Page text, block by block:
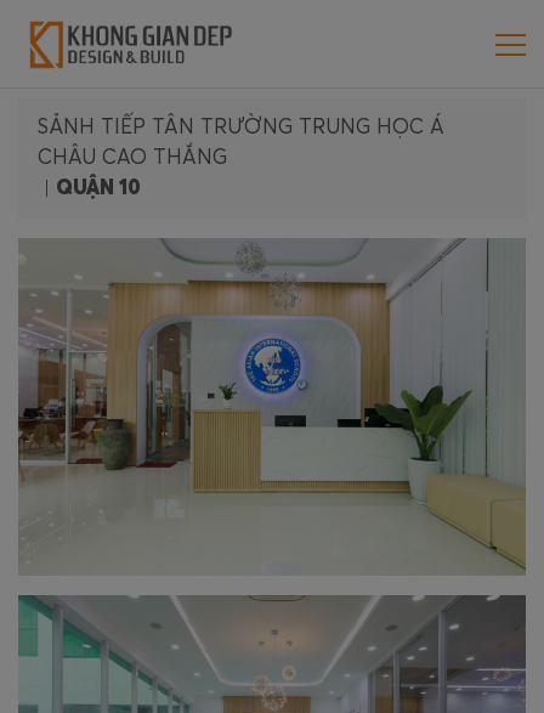
SẢNH TIẾP TÂN TRƯỜNG TRUNG HỌC Á
CHÂU CAO THẮNG
QUẬN 10